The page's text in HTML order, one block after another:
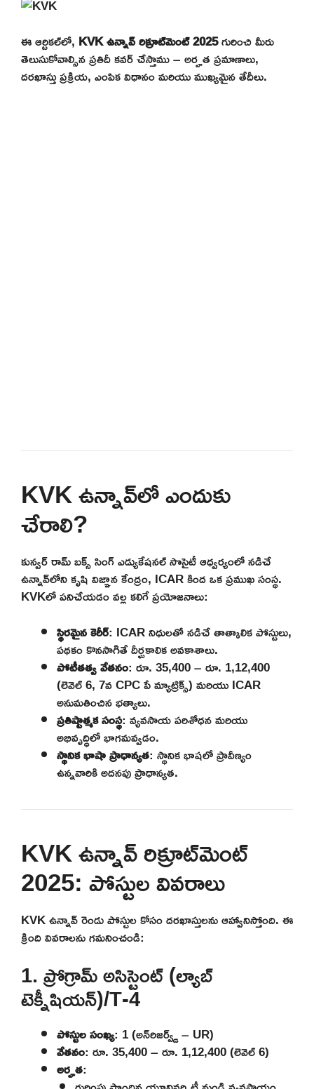
ఈ ఆర్టికల్‌లో, KVK ఉన్నావ్ రిక్రూట్‌మెంట్ 2025గురించి మీరు
తెలుసుకోవాల్సిన ప్రతిదీ కవర్ చేస్తాము – అర్హత ప్రమాణాలు,
దరఖాస్తు ప్రక్రియ, ఎంపిక విధానం మరియు ముఖ్యమైన తేదీలు.
KVK ఉన్నావ్‌లో ఎందుకు
చేరాలి?
కున్వర్ రామ్ బక్స్ సింగ్ ఎడ్యుకేషనల్ సొసైటీ ఆధ్వర్యంలో నడిచే
ఉన్నావ్‌లోని కృషి విజ్ఞాన కేంద్రం, ICAR కింద ఒక ప్రముఖ సంస్థ.
KVKలో పనిచేయడం వల్ల కలిగే ప్రయోజనాలు:
స్థిరమైన కెరీర్: ICAR నిధులతో నడిచే తాత్కాలిక పోస్టులు,
పథకం కొనసాగితే దీర్ఘకాలిక అవకాశాలు.
పోటీతత్వ వేతనం: రూ. 35,400 – రూ. 1,12,400
(లెవెల్ 6, 7వ CPC పే మ్యాట్రిక్స్) మరియు ICAR
అనుమతించిన భత్యాలు.
ప్రతిష్టాత్మక సంస్థ: వ్యవసాయ పరిశోధన మరియు
అభివృద్ధిలో భాగమవ్వడం.
స్థానిక భాషా ప్రాధాన్యత: స్థానిక భాషలో ప్రావీణ్యం
ఉన్నవారికి అదనపు ప్రాధాన్యత.
KVK ఉన్నావ్ రిక్రూట్‌మెంట్
2025: పోస్టుల వివరాలు
KVK ఉన్నావ్ రెండు పోస్టుల కోసం దరఖాస్తులను ఆహ్వానిస్తోంది. ఈ
క్రింది వివరాలను గమనించండి:
1. ప్రోగ్రామ్ అసిస్టెంట్ (ల్యాబ్
టెక్నీషియన్)/T-4
పోస్టుల సంఖ్య: 1 (అన్‌రిజర్వ్డ్ – UR)
వేతనం: రూ. 35,400 – రూ. 1,12,400 (లెవెల్ 6)
అర్హత: